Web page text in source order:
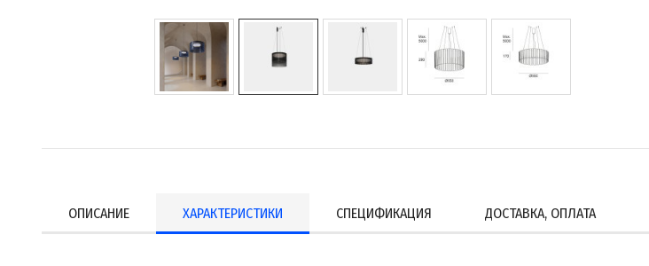
ОПИСАНИЕ ХАРАКТЕРИСТИКИ СПЕЦИФИКАЦИЯ ДОСТАВКА, ОПЛАТА